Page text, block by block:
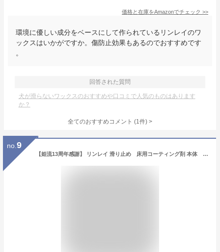
価格と在庫をAmazonでチェック >>
環境に優しい成分をベースにして作られているリンレイのワ
ックスはいかがですか。傷防止効果もあるのでおすすめです
。
回答された質問
犬が滑らないワックスのおすすめや口コミで人気のものはあります
か？
全てのおすすめコメント (1件) >
no. 9
【姫流13周年感謝】 リンレイ 滑り止め 床用コーティング剤 本体 500ML（ペット すべりどめ） (4903339630619)